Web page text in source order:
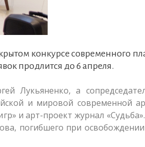
конкурсе современного
продлится до 6 апреля.
Лукьяненко, а
и мировой современной
и арт-проект журнал
погибшего при